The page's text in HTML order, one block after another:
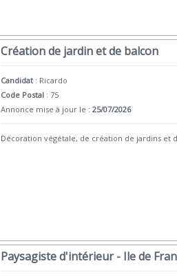
Création de jardin et de balcon
Candidat : Ricardo
Code Postal : 75
Annonce mise à jour le :25/07/2026
Décoration végétale, de création de jardins et
Paysagiste d'intérieur - Ile de